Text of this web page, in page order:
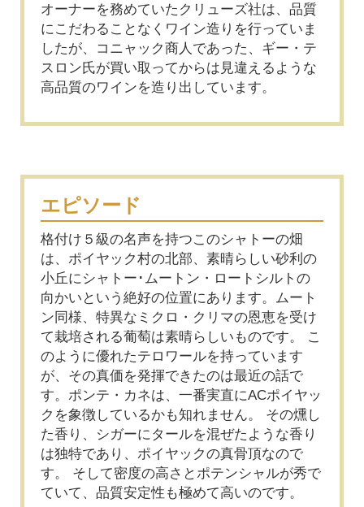
オーナーを務めていたクリューズ社は、品質
にこだわることなくワイン造りを行っていま
したが、コニャック商人であった、ギー・テ
スロン氏が買い取ってからは見違えるような
高品質のワインを造り出しています。
エピソード
格付け５級の名声を持つこのシャトーの畑
は、ポイヤック村の北部、素晴らしい砂利の
小丘にシャトー･ムートン・ロートシルトの
向かいという絶好の位置にあります。ムート
ン同様、特異なミクロ・クリマの恩恵を受け
て栽培される葡萄は素晴らしいものです。 こ
のように優れたテロワールを持っています
が、その真価を発揮できたのは最近の話で
す。ポンテ・カネは、一番実直にACポイヤッ
クを象徴しているかも知れません。 その燻し
た香り、シガーにタールを混ぜたような香り
は独特であり、ポイヤックの真骨頂なので
す。 そして密度の高さとポテンシャルが秀で
ていて、品質安定性も極めて高いのです。